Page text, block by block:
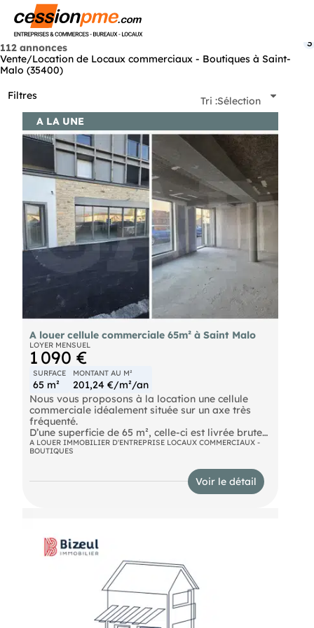
112 annonces
Vente/Location de Locaux commerciaux - Boutiques à Saint-
Malo (35400)
Filtres
3
Tri :Sélection
A LA UNE
A louer cellule commerciale 65m² à Saint Malo
LOYER MENSUEL
1 090 €
SURFACE
65 m²
MONTANT AU M²
201,24 €/m²/an
Nous vous proposons à la location une cellule
commerciale idéalement située sur un axe très
fréquenté.
D’une superficie de 65 m², celle-ci est livrée brute
de béton et dispose d’une place de stationnement
privative et sécurisée.
d’eau et d’un compteur électrique individuel.
A LOUER IMMOBILIER D'ENTREPRISE LOCAUX COMMERCIAUX -
BOUTIQUES
Voir le détail